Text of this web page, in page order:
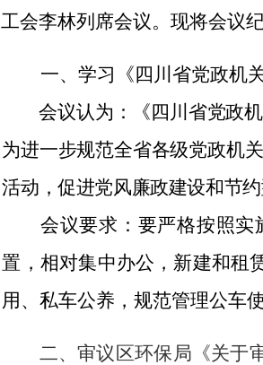
工会李林列席会议。 现将会议
一、 学习《四川省党政机
会议认为：《四川省党政
为进一步规范全省各级党政机
活动，促进党风廉政建设和节约
会议要求：要严格按照
置，相对集中办公，新建和租
用、私车公养，规范管理公车
二、审议区环保局《关于